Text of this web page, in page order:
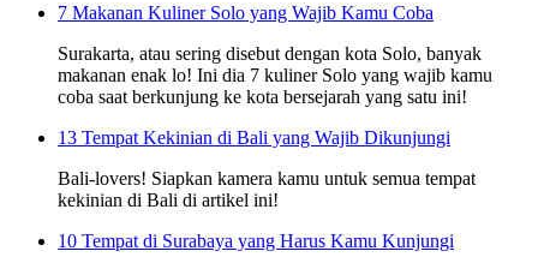
7 Makanan Kuliner Solo yang Wajib Kamu Coba
Surakarta, atau sering disebut dengan kota Solo, banyak
makanan enak lo! Ini dia 7 kuliner Solo yang wajib kamu
coba saat berkunjung ke kota bersejarah yang satu ini!
13 Tempat Kekinian di Bali yang Wajib Dikunjungi
Bali-lovers! Siapkan kamera kamu untuk semua tempat
kekinian di Bali di artikel ini!
10 Tempat di Surabaya yang Harus Kamu Kunjungi